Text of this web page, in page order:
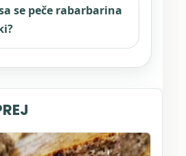
se peče rabarbarina